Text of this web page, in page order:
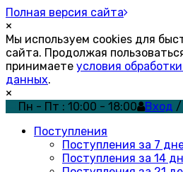
Полная версия сайта
×
Мы используем cookies для
сайта. Продолжая
принимаете условия
данных.
×
Пн - Пт : 10:00 - 18:00
Вход /
Поступления
Поступления за 7
Поступления за 14